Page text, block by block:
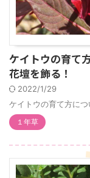
ケイトウの育て
花壇を飾る！
2022/1/29
ケイトウの育て方につ
１年草